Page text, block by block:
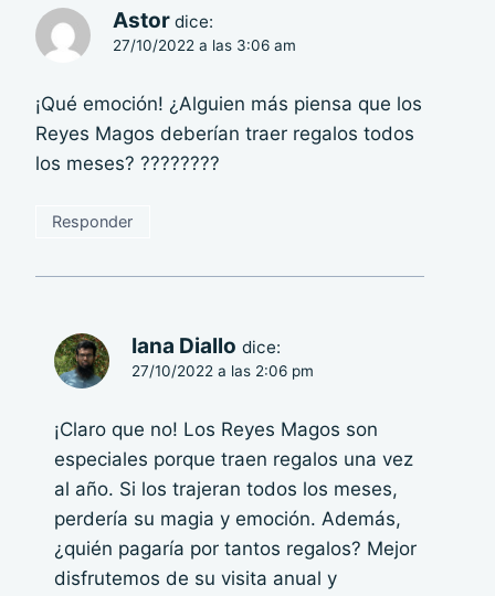
Astor dice:
27/10/2022 a las 3:06 am
¡Qué emoción! ¿Alguien más piensa que los
Reyes Magos deberían traer regalos todos
los meses? ????????
Responder
Iana Diallo dice:
27/10/2022 a las 2:06 pm
¡Claro que no! Los Reyes Magos son
especiales porque traen regalos una vez
al año. Si los trajeran todos los meses,
perdería su magia y emoción. Además,
¿quién pagaría por tantos regalos? Mejor
disfrutemos de su visita anual y